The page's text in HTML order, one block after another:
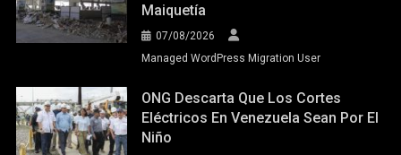
Maiquetía
07/08/2026
Managed WordPress Migration User
ONG Descarta Que Los Cortes
Eléctricos En Venezuela Sean Por El
Niño